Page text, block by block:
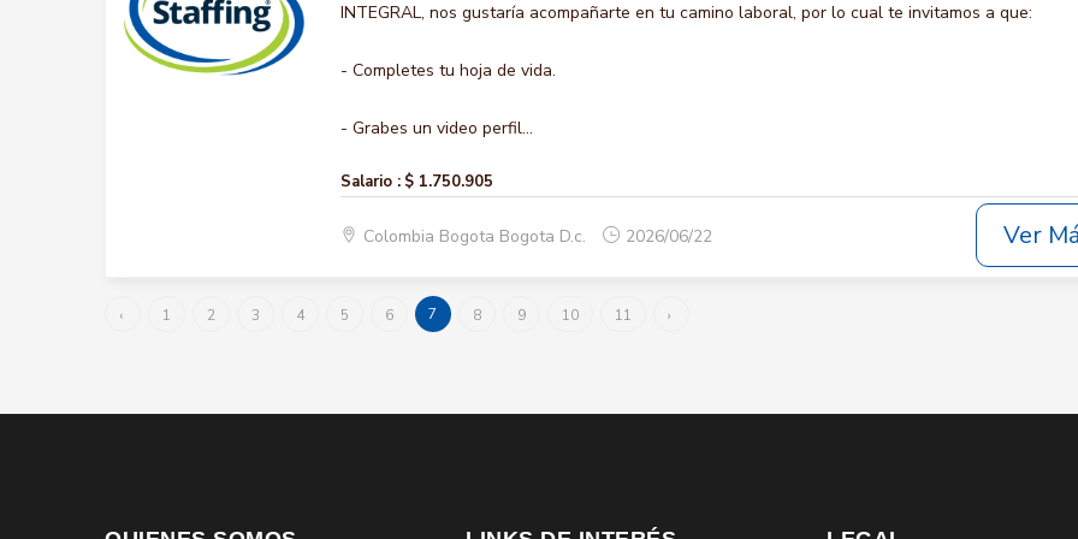
INTEGRAL, nos gustaría acompañarte en tu camino laboral, por lo cual te invitamos a que:
- Completes tu hoja de vida.
- Grabes un video perfil...
Salario : $ 1.750.905
Colombia Bogota Bogota D.c. 2026/06/22 Ver
‹ 1 2 3 4 5 6 7 8 9 10 11 ›